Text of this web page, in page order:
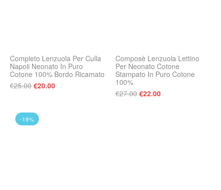
Completo Lenzuola Per Culla
Napoli Neonato In Puro
Cotone 100% Bordo Ricamato
€25.00 Il prezzo originale era: €25.00.
€20.00Il prezzo attuale è: €20.00.
Composè Lenzuola Lettino
Per Neonato Cotone
Stampato In Puro Cotone
100%
€27.00 Il prezzo originale era:
€22.00Il prezzo attuale
-19%